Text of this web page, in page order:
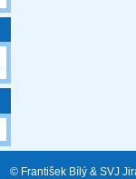
© František Bílý & SVJ